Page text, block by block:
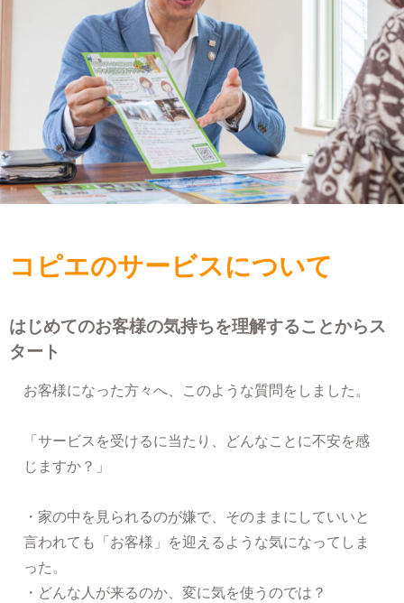
コピエのサービスについて
はじめてのお客様の気持ちを理解することからス
タート
お客様になった方々へ、このような質問をしました。
「サービスを受けるに当たり、どんなことに不安を感
じますか？」
・家の中を見られるのが嫌で、そのままにしていいと
言われても「お客様」を迎えるような気になってしま
った。
・どんな人が来るのか、変に気を使うのでは？